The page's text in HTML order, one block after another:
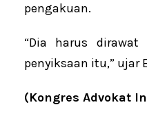
pengakuan.
“Dia harus
penyiksaan itu,” ujar
(Kongres Advokat